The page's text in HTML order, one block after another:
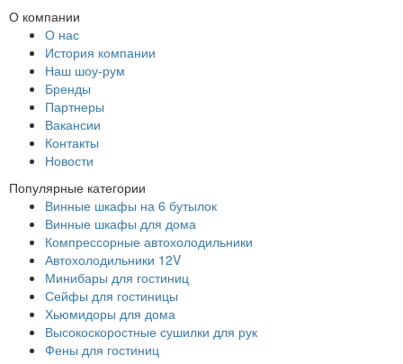
О компании
О нас
История компании
Наш шоу-рум
Бренды
Партнеры
Вакансии
Контакты
Новости
Популярные категории
Винные шкафы на 6 бутылок
Винные шкафы для дома
Компрессорные автохолодильники
Автохолодильники 12V
Минибары для гостиниц
Сейфы для гостиницы
Хьюмидоры для дома
Высокоскоростные сушилки для рук
Фены для гостиниц